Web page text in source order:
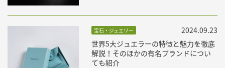
宝石・ジュエリー
世界5大ジュエラーの特徴と魅力を徹底
解説！そのほかの有名ブランドについ
ても紹介
2024.09.23